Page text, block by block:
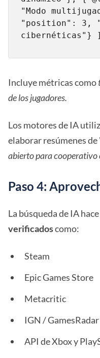
"Modo
"position": 3,
cibernéticas"}
Incluye métricas como
de los jugadores.
Los motores de IA
elaborar resúmenes
abierto para
Paso 4:
La búsqueda de IA
verificadoscomo:
Steam
Epic Games Store
Metacritic
IGN /
API de Xbox y